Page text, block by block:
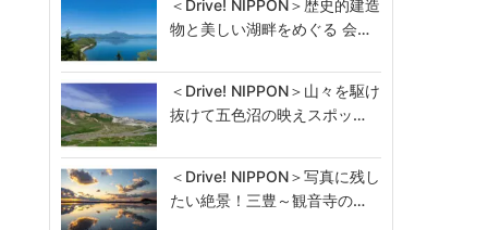
＜Drive! NIPPON＞歴史的建造
物と美しい湖畔をめぐる 会…
＜Drive! NIPPON＞山々を駆け
抜けて五色沼の映えスポッ…
＜Drive! NIPPON＞写真に残し
たい絶景！三豊～観音寺の…